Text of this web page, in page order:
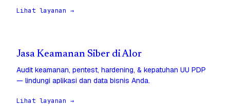
Lihat layanan →
Jasa Keamanan Siber di Alor
Audit keamanan, pentest, hardening, & kepatuhan UU PDP
— lindungi aplikasi dan data bisnis Anda.
Lihat layanan →